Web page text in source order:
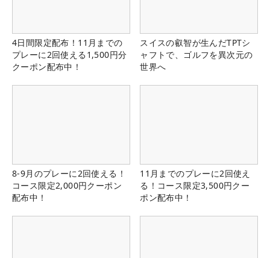
4日間限定配布！11月までの
プレーに2回使える1,500円分
クーポン配布中！
スイスの叡智が生んだTPTシ
ャフトで、ゴルフを異次元の
世界へ
8-9月のプレーに2回使える！
コース限定2,000円クーポン
配布中！
11月までのプレーに2回使え
る！コース限定3,500円クー
ポン配布中！